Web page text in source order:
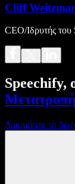
Cliff
CEO/Ιδρυτής
Speechify,
Δοκιμάστε το